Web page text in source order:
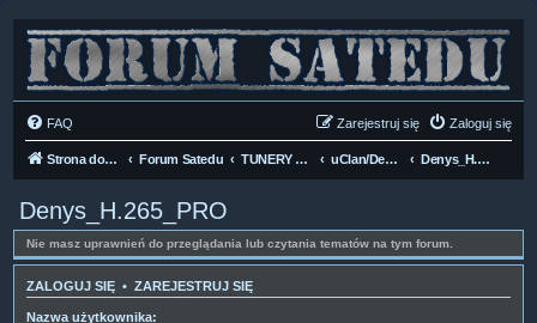
FAQ Zaloguj się
Zarejestruj się
Strona domowa Forum Satedu TUNERY SAT HD-LINUX uClan/Denys HD H.265 Denys_H.265_PRO
Denys_H.265_PRO
Nie masz uprawnień do przeglądania lub czytania tematów na tym forum.
ZALOGUJ SIĘ • ZAREJESTRUJ SIĘ
Nazwa użytkownika: